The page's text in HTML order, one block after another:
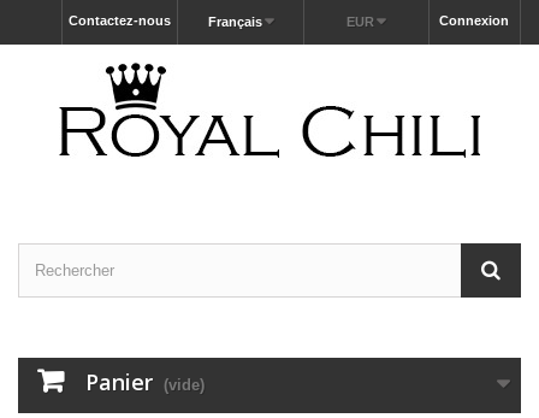
Connexion
EUR
Français
Contactez-nous
Panier (vide)